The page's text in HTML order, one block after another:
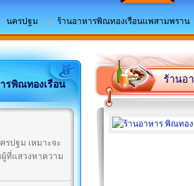
นครปฐม ร้านอาหารพิณทองเรือนแพสามพราน
รพิณทองเรือน
รปฐม เหมาะจะ
ที่แสวงหาความ
ร้านอ